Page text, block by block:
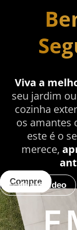
Viva a
seu jardim
cozinha
os amantes
este é o
merece,
Compre
Veja o vídeo